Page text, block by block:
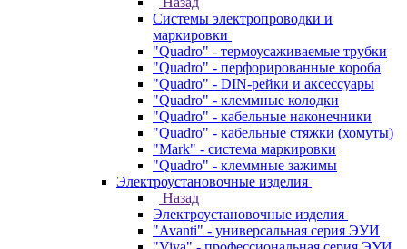
Системы электропроводки и
маркировки
"Quadro" - термоусаживаемые трубки
"Quadro" - перфорированные короба
"Quadro" - DIN-рейки и аксессуары
"Quadro" - клеммные колодки
"Quadro" - кабельные наконечники
"Quadro" - кабельные стяжки (хомуты)
"Mark" - система маркировки
"Quadro" - клеммные зажимы
Электроустановочные изделия
Назад
Электроустановочные изделия
"Avanti" - универсальная серия ЭУИ